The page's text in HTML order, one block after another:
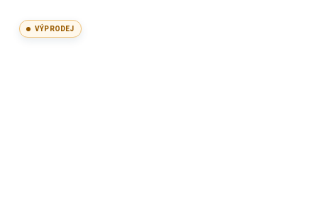
VÝPRODEJ